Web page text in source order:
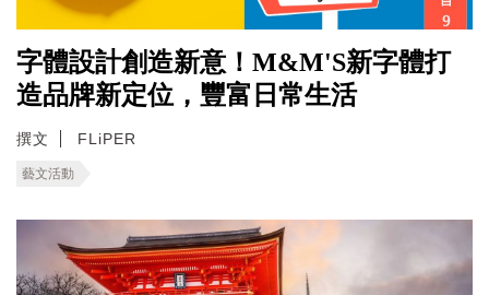
字體設計創造新意！M&M'S新字體打
造品牌新定位，豐富日常生活
撰文 FLiPER
藝文活動